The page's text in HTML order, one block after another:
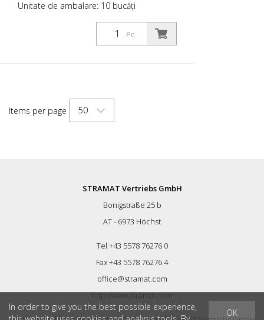
Unitate de ambalare: 10 bucăți
Pc.
Items per page 50
STRAMAT Vertriebs GmbH
Bonigstraße 25 b
AT - 6973 Höchst
Tel +43 5578 76276 0
Fax +43 5578 76276 4
office@stramat.com
http://www.stramat.com
OK
In order to give you the best possible experience,